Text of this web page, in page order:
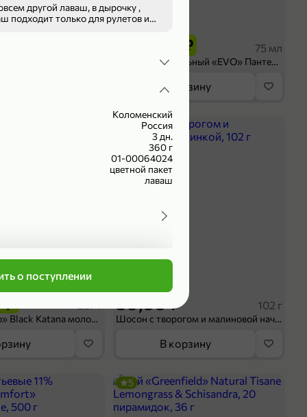
другой лаваш, в дырочку ,
Коломенский
Россия
3 дн.
360 г
01-00064024
цветной пакет
лаваш
о поступлении
149,99 ₽
199,99 ₽
75 мл
Крем универсальный «EVO» Пантенол, 75 мл
В корзину
₽
Кофе «Bushido» Black Katana молотый, 227 г
59,99 ₽ 102 г
Шосон с творогом и малиновой начинкой, 102 г
4,7
В корзину
5